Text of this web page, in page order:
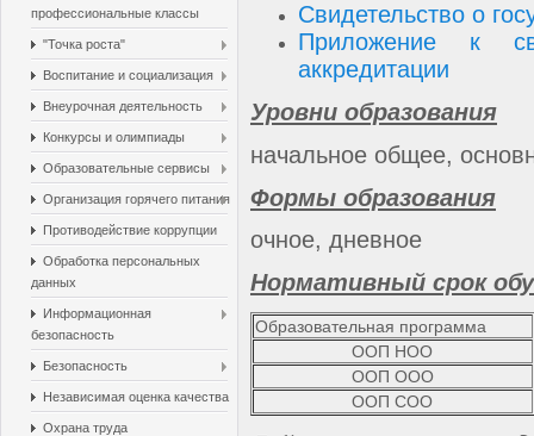
профессиональные классы
"Точка роста"
Воспитание и социализация
Внеурочная деятельность
Конкурсы и олимпиады
Образовательные сервисы
Организация горячего питания
Противодействие коррупции
Обработка персональных
данных
Информационная
безопасность
Безопасность
Независимая оценка качества
Охрана труда
Свидетельство о
Приложение к
аккредитации
Уровни образования
начальное общее,
Формы образования
очное, дневное
Нормативный срок
Образовательная программа
ООП НОО
ООП ООО
ООП СОО